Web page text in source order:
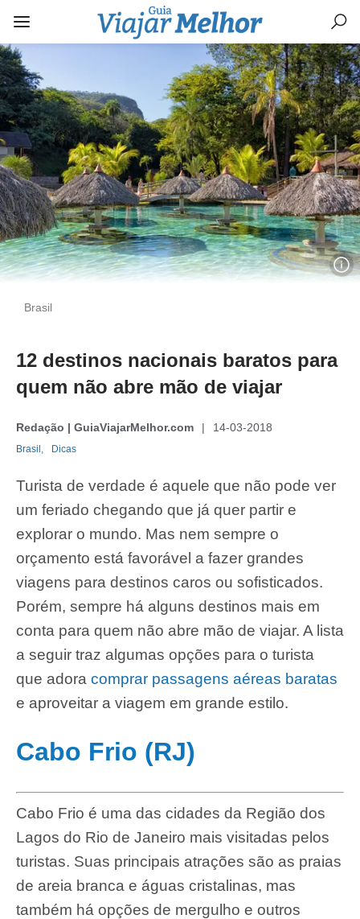
Brasil
12 destinos nacionais baratos para
quem não abre mão de viajar
Redação | GuiaViajarMelhor.com 14-03-2018
Brasil, Dicas
Turista de verdade é aquele que não pode ver
um feriado chegando que já quer partir e
explorar o mundo. Mas nem sempre o
orçamento está favorável a fazer grandes
viagens para destinos caros ou sofisticados.
Porém, sempre há alguns destinos mais em
conta para quem não abre mão de viajar. A lista
a seguir traz algumas opções para o turista
que adora comprar passagens aéreas baratas
e aproveitar a viagem em grande estilo.
Cabo Frio (RJ)
Cabo Frio é uma das cidades da Região dos
Lagos do Rio de Janeiro mais visitadas pelos
turistas. Suas principais atrações são as praias
de areia branca e águas cristalinas, mas
também há opções de mergulho e outros